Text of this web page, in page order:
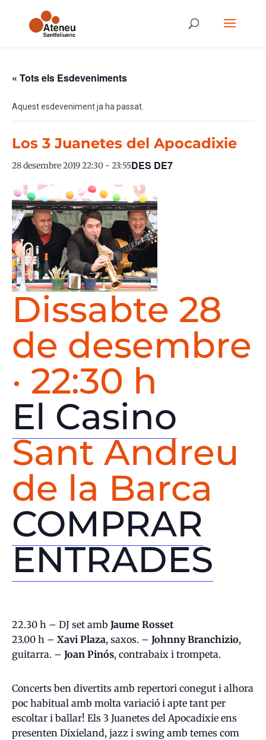
« Tots els Esdeveniments
Aquest esdeveniment ja ha passat.
Los 3 Juanetes del Apocadixie
28 desembre 2019 22:30 - 23:55DES DE7
Dissabte 28
de desembre
· 22:30 h
El Casino
Sant Andreu
de la Barca
COMPRAR
ENTRADES
22.30 h – DJ set amb Jaume Rosset
23.00 h – Xavi Plaza, saxos. – Johnny Branchizio,
guitarra. – Joan Pinós, contrabaix i trompeta.
Concerts ben divertits amb repertori conegut i alhora
poc habitual amb molta variació i apte tant per
escoltar i ballar! Els 3 Juanetes del Apocadixie ens
presenten Dixieland, jazz i swing amb temes com